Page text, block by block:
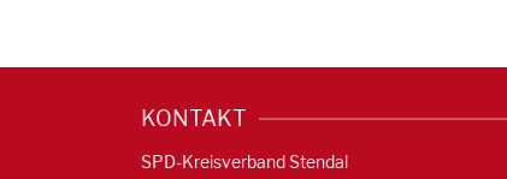
KONTAKT
SPD-Kreisverband Stendal